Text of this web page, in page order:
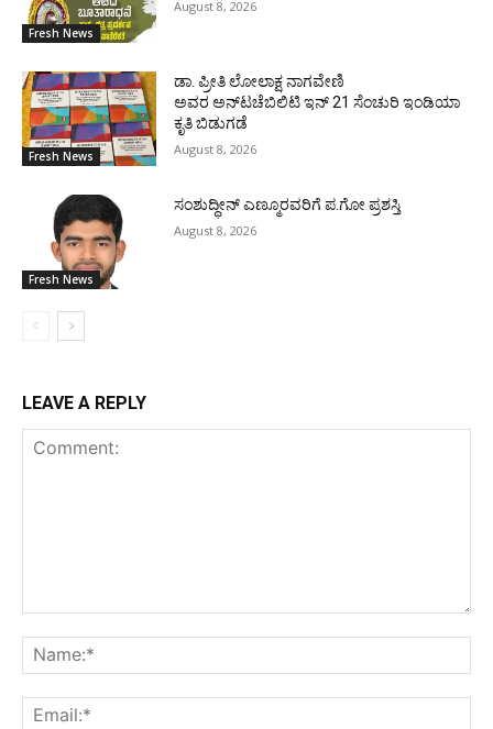
Fresh News
August 8, 2026
Fresh News
ಡಾ. ಪ್ರೀತಿ ಲೋಲಾಕ್ಷ ನಾಗವೇಣಿ
ಅವರ ಅನ್‌ಟಚೆಬಿಲಿಟಿ ಇನ್ 21 ಸೆಂಚುರಿ ಇಂಡಿಯಾ
ಕೃತಿ ಬಿಡುಗಡೆ
August 8, 2026
Fresh News
ಸಂಶುದ್ಧೀನ್ ಎಣ್ಮೂರವರಿಗೆ ಪ.ಗೋ ಪ್ರಶಸ್ತಿ
August 8, 2026
LEAVE A REPLY